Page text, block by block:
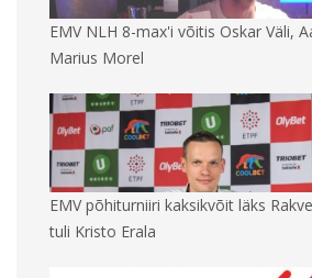
EMV NLH 8-max'i võitis Oskar Väli,
Marius Morel
EMV põhiturniiri kaksikvõit läks
tuli Kristo Erala